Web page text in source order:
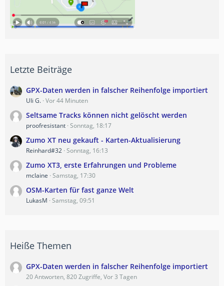
Letzte Beiträge
GPX-Daten werden in falscher Reihenfolge importiert
Uli G. Vor 44 Minuten
Seltsame Tracks können nicht gelöscht werden
proofresistant Sonntag, 18:17
Zumo XT neu gekauft - Karten-Aktualisierung
Reinhard#32 Sonntag, 16:13
Zumo XT3, erste Erfahrungen und Probleme
mclaine Samstag, 17:30
OSM-Karten für fast ganze Welt
LukasM Samstag, 09:51
Heiße Themen
GPX-Daten werden in falscher Reihenfolge importiert
20 Antworten, 820 Zugriffe, Vor 3 Tagen